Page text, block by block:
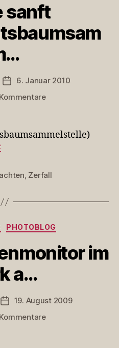
sanft
Veröffentlichungsdatum
6. Januar 2010
zu
, Zerfall
Kategorien
PHOTOBLOG
im
a…
Veröffentlichungsdatum
19. August 2009
zu